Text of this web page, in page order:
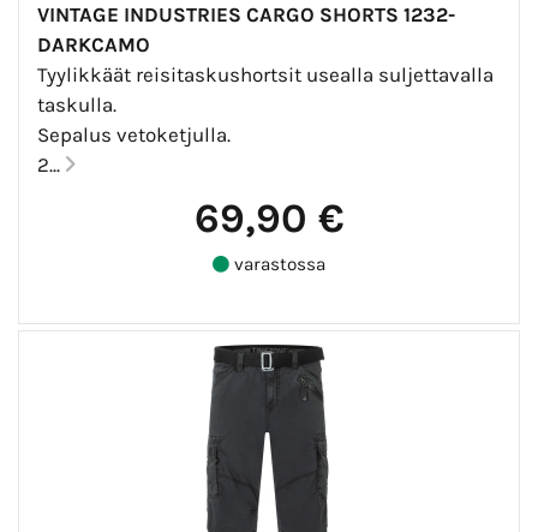
VINTAGE INDUSTRIES CARGO SHORTS 1232-
DARKCAMO
Tyylikkäät reisitaskushortsit usealla suljettavalla
taskulla.
Sepalus vetoketjulla.
2...
69,90 €
varastossa